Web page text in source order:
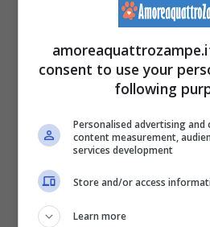
A rinforzare il lieto fine di
la recente decisione di
nell’accogliere – senza
consent to use your
following
Personalised advertising
content measurement,
services development
Store and/or access
Learn more